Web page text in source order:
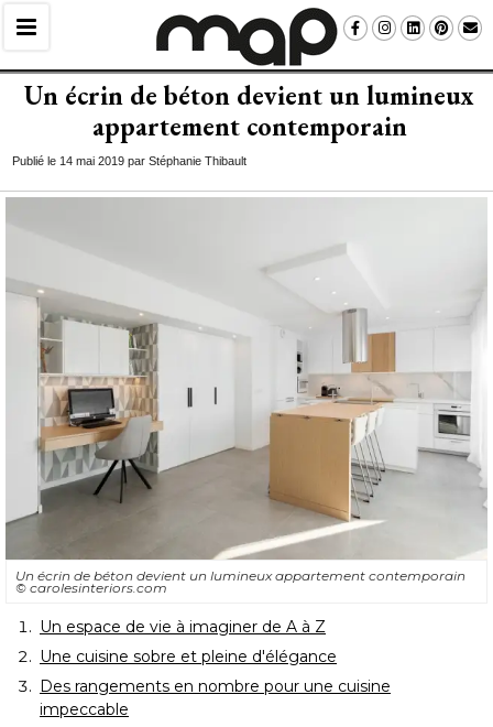
Un écrin de béton devient un lumineux
appartement contemporain
Publié le 14 mai 2019 par Stéphanie Thibault
Un écrin de béton devient un lumineux appartement contemporain
© carolesinteriors.com
Un espace de vie à imaginer de A à Z
Une cuisine sobre et pleine d'élégance
Des rangements en nombre pour une cuisine
impeccable